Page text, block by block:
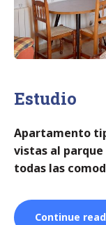
u
a
r
Estudio
Apartamento
vistas al
todas las
Continue